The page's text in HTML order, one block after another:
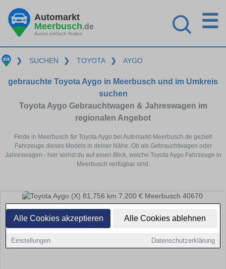
Alle Cookies akzeptieren Alle Cookies ablehnen
Einstellungen Datenschutzerklärung
Automarkt
Meerbusch.de
Autos einfach finden
☰
❯ SUCHEN ❯ TOYOTA ❯ AYGO
gebrauchte Toyota Aygo in Meerbusch und im Umkreis
suchen
Toyota Aygo Gebrauchtwagen & Jahreswagen im
regionalen Angebot
Finde in Meerbusch für Toyota Aygo bei Automarkt-Meerbusch.de gezielt
Fahrzeuge dieses Models in deiner Nähe. Ob als Gebrauchtwagen oder
Jahreswagen - hier siehst du auf einen Blick, welche Toyota Aygo Fahrzeuge in
Meerbusch verfügbar sind.